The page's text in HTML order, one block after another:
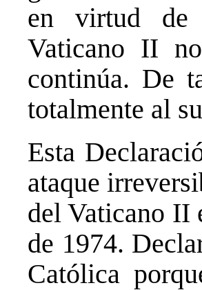
en virtud de
Vaticano II
continúa. De
totalmente al
Esta
ataque
del Vaticano II
de 1974.
Católica